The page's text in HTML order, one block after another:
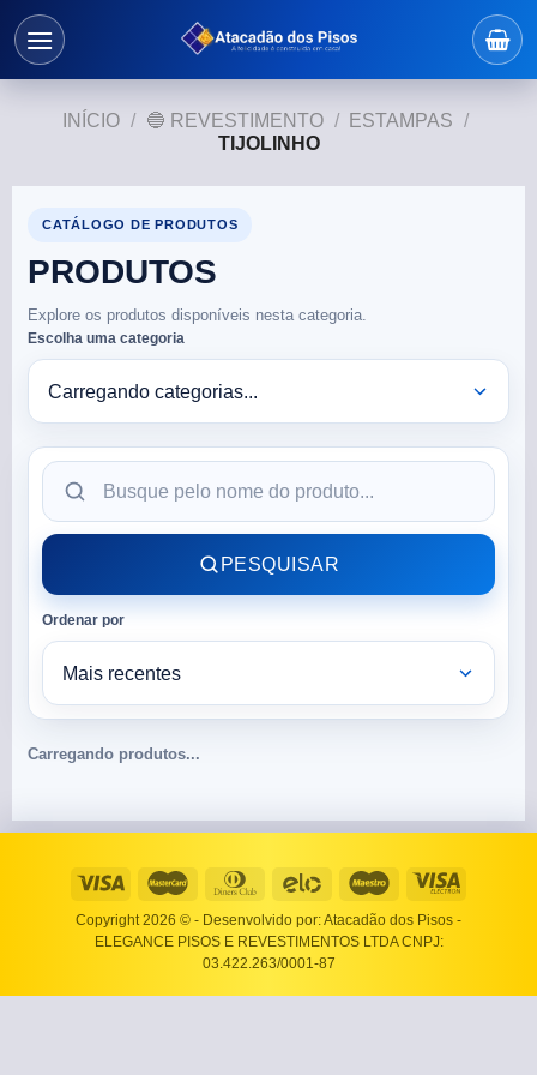
INÍCIO / 🔵 REVESTIMENTO / ESTAMPAS /
TIJOLINHO
CATÁLOGO DE PRODUTOS
PRODUTOS
Explore os produtos disponíveis nesta categoria.
Escolha uma categoria
PESQUISAR
Ordenar por
Carregando produtos...
Copyright 2026 © - Desenvolvido por: Atacadão dos Pisos -
ELEGANCE PISOS E REVESTIMENTOS LTDA CNPJ:
03.422.263/0001-87